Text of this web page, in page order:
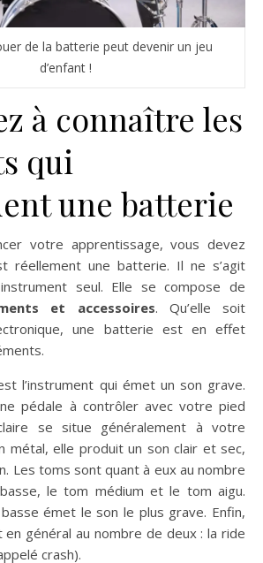
de la batterie peut devenir un jeu
d’enfant !
à connaître les
qui
une batterie
votre apprentissage, vous devez
réellement une batterie. Il ne s’agit
instrument seul. Elle se compose de
et accessoires. Qu’elle soit
une batterie est en effet
l’instrument qui émet un son grave.
pédale à contrôler avec votre pied
se situe généralement à votre
métal, elle produit un son clair et sec,
Les toms sont quant à eux au nombre
le tom médium et le tom aigu.
émet le son le plus grave. Enfin,
en général au nombre de deux : la ride
crash).